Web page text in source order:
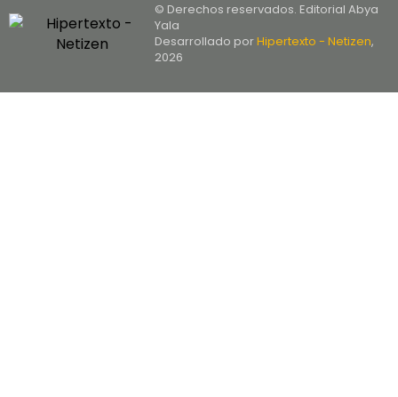
© Derechos reservados. Editorial Abya
Yala
Desarrollado porHipertexto - Netizen,
2026